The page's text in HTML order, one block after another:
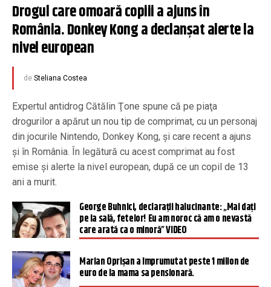
Drogul care omoară copiii a ajuns în
România. Donkey Kong a declanșat alerte la
nivel european
de Steliana Costea
Expertul antidrog Cătălin Ţone spune că pe piaţa
drogurilor a apărut un nou tip de comprimat, cu un personaj
din jocurile Nintendo, Donkey Kong, şi care recent a ajuns
şi în România. În legătură cu acest comprimat au fost
emise şi alerte la nivel european, după ce un copil de 13
ani a murit.
George Buhnici, declaraţii halucinante: „Mai daţi
pe la sală, fetelor! Eu am noroc că am o nevastă
care arată ca o minoră” VIDEO
Marian Oprișan a împrumutat peste 1 milion de
euro de la mama sa pensionară.